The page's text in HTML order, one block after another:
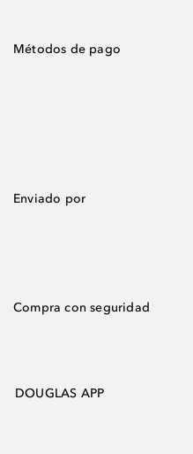
Métodos de pago
Enviado por
Compra con seguridad
DOUGLAS APP